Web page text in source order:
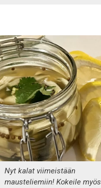
Nyt kalat viimeistään
mausteliemiin! Kokeile myös